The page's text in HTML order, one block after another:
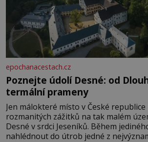
epochanacestach.cz
Poznejte údolí Desné: od
termální prameny
Jen málokteré místo v České
rozmanitých zážitků na tak malém
Desné v srdci Jeseníků. Během
nahlédnout do útrob jedné z